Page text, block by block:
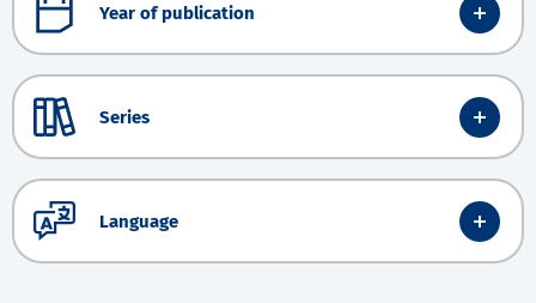
Year of publication
Series
Language